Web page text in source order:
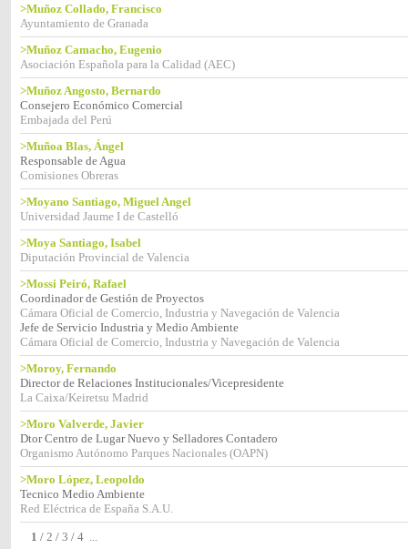
>Muñoz Collado, Francisco
Ayuntamiento de Granada
>Muñoz Camacho, Eugenio
Asociación Española para la Calidad (AEC)
>Muñoz Angosto, Bernardo
Consejero Económico Comercial
Embajada del Perú
>Muñoa Blas, Ángel
Responsable de Agua
Comisiones Obreras
>Moyano Santiago, Miguel Angel
Universidad Jaume I de Castelló
>Moya Santiago, Isabel
Diputación Provincial de Valencia
>Mossi Peiró, Rafael
Coordinador de Gestión de Proyectos
Cámara Oficial de Comercio, Industria y Navegación de Valencia
Jefe de Servicio Industria y Medio Ambiente
Cámara Oficial de Comercio, Industria y Navegación de Valencia
>Moroy, Fernando
Director de Relaciones Institucionales/Vicepresidente
La Caixa/Keiretsu Madrid
>Moro Valverde, Javier
Dtor Centro de Lugar Nuevo y Selladores Contadero
Organismo Autónomo Parques Nacionales (OAPN)
>Moro López, Leopoldo
Tecnico Medio Ambiente
Red Eléctrica de España S.A.U.
1 / 2 / 3 / 4 ...